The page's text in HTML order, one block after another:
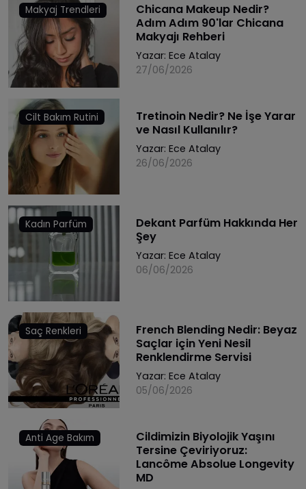
Makyaj Trendleri
Chicana Makeup Nedir?
Adım Adım 90'lar Chicana
Makyajı Rehberi
Yazar: Ece Atalay
27/06/2026
Cilt Bakım Rutini
Tretinoin Nedir? Ne İşe Yarar
ve Nasıl Kullanılır?
Yazar: Ece Atalay
26/06/2026
Kadın Parfüm
Dekant Parfüm Hakkında Her
Şey
Yazar: Ece Atalay
06/06/2026
Saç Renkleri
French Blending Nedir: Beyaz
Saçlar için Yeni Nesil
Renklendirme Servisi
Yazar: Ece Atalay
05/06/2026
Anti Age Bakım
Cildimizin Biyolojik Yaşını
Tersine Çeviriyoruz:
Lancôme Absolue Longevity
MD